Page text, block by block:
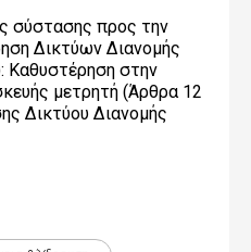
σύστασης προς την
Δικτύων Διανομής
Καθυστέρηση στην
μετρητή (Άρθρα 12
Δικτύου Διανομής